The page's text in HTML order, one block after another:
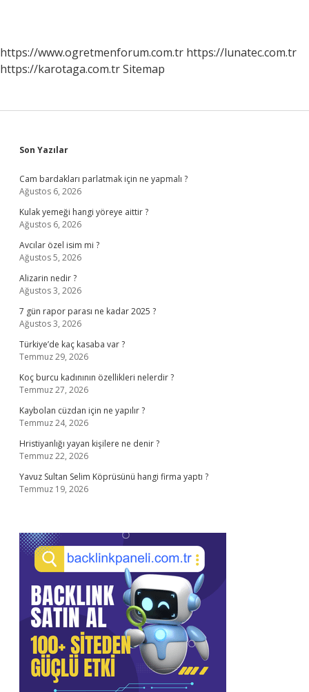
https://www.ogretmenforum.com.tr https://lunatec.com.tr
https://karotaga.com.trSitemap
Sidebar
Son Yazılar
Cam bardakları parlatmak için ne yapmalı ?
Ağustos 6, 2026
Kulak yemeği hangi yöreye aittir ?
Ağustos 6, 2026
Avcılar özel isim mi ?
Ağustos 5, 2026
Alizarin nedir ?
Ağustos 3, 2026
7 gün rapor parası ne kadar 2025 ?
Ağustos 3, 2026
Türkiye’de kaç kasaba var ?
Temmuz 29, 2026
Koç burcu kadınının özellikleri nelerdir ?
Temmuz 27, 2026
Kaybolan cüzdan için ne yapılır ?
Temmuz 24, 2026
Hristiyanlığı yayan kişilere ne denir ?
Temmuz 22, 2026
Yavuz Sultan Selim Köprüsünü hangi firma yaptı ?
Temmuz 19, 2026